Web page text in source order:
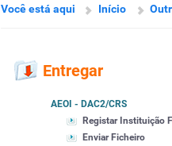
Você está aqui Início
Entregar
AEOI - DAC2/CRS
Registar Instituição
Enviar Ficheiro